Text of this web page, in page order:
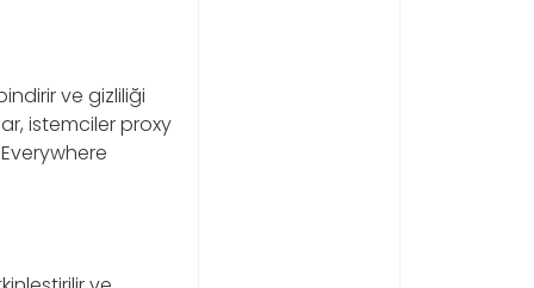
ve gizliliği
istemciler proxy